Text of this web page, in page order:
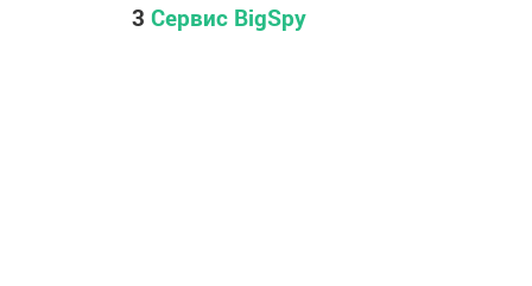
3 Сервис BigSpy